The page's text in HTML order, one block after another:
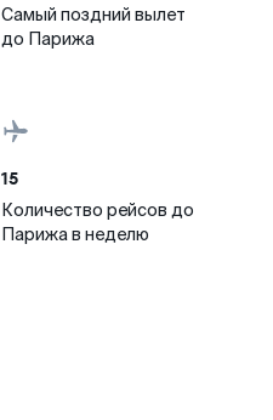
Самый поздний вылет
до Парижа
15
Количество рейсов до
Парижа в неделю